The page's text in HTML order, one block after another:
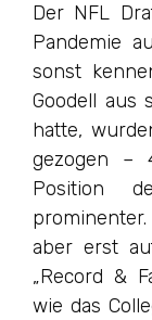
Der NFL
Pandemie
sonst
Goodell aus
hatte,
gezogen –
Position
aber erst
„Record &
wie das